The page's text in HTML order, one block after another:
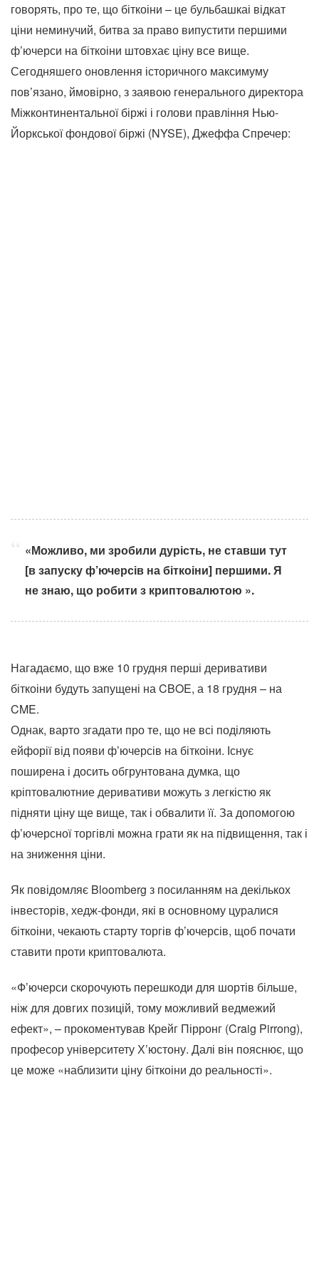
говорять, про те, що біткоіни – це бульбашкаі відкат
ціни неминучий, битва за право випустити першими
ф’ючерси на біткоіни штовхає ціну все вище.
Сегодняшего оновлення історичного максимуму
пов’язано, ймовірно, з заявою генерального директора
Міжконтинентальної біржі і голови правління Нью-
Йоркської фондової біржі (NYSE), Джеффа Спречер:
«Можливо, ми зробили дурість, не ставши тут
[в запуску ф’ючерсів на біткоіни] першими. Я
не знаю, що робити з криптовалютою ».
Нагадаємо, що вже 10 грудня перші деривативи
біткоіни будуть запущені на CBOE, а 18 грудня – на
CME.
Однак, варто згадати про те, що не всі поділяють
ейфорії від появи ф’ючерсів на біткоіни. Існує
поширена і досить обгрунтована думка, що
кріптовалютние деривативи можуть з легкістю як
підняти ціну ще вище, так і обвалити її. За допомогою
ф’ючерсної торгівлі можна грати як на підвищення, так і
на зниження ціни.
Як повідомляє Bloomberg з посиланням на декількох
інвесторів, хедж-фонди, які в основному цуралися
біткоіни, чекають старту торгів ф’ючерсів, щоб почати
ставити проти криптовалюта.
«Ф’ючерси скорочують перешкоди для шортів більше,
ніж для довгих позицій, тому можливий ведмежий
ефект», – прокоментував Крейг Пірронг (Craig Pirrong),
професор університету Х’юстону. Далі він пояснює, що
це може «наблизити ціну біткоіни до реальності».